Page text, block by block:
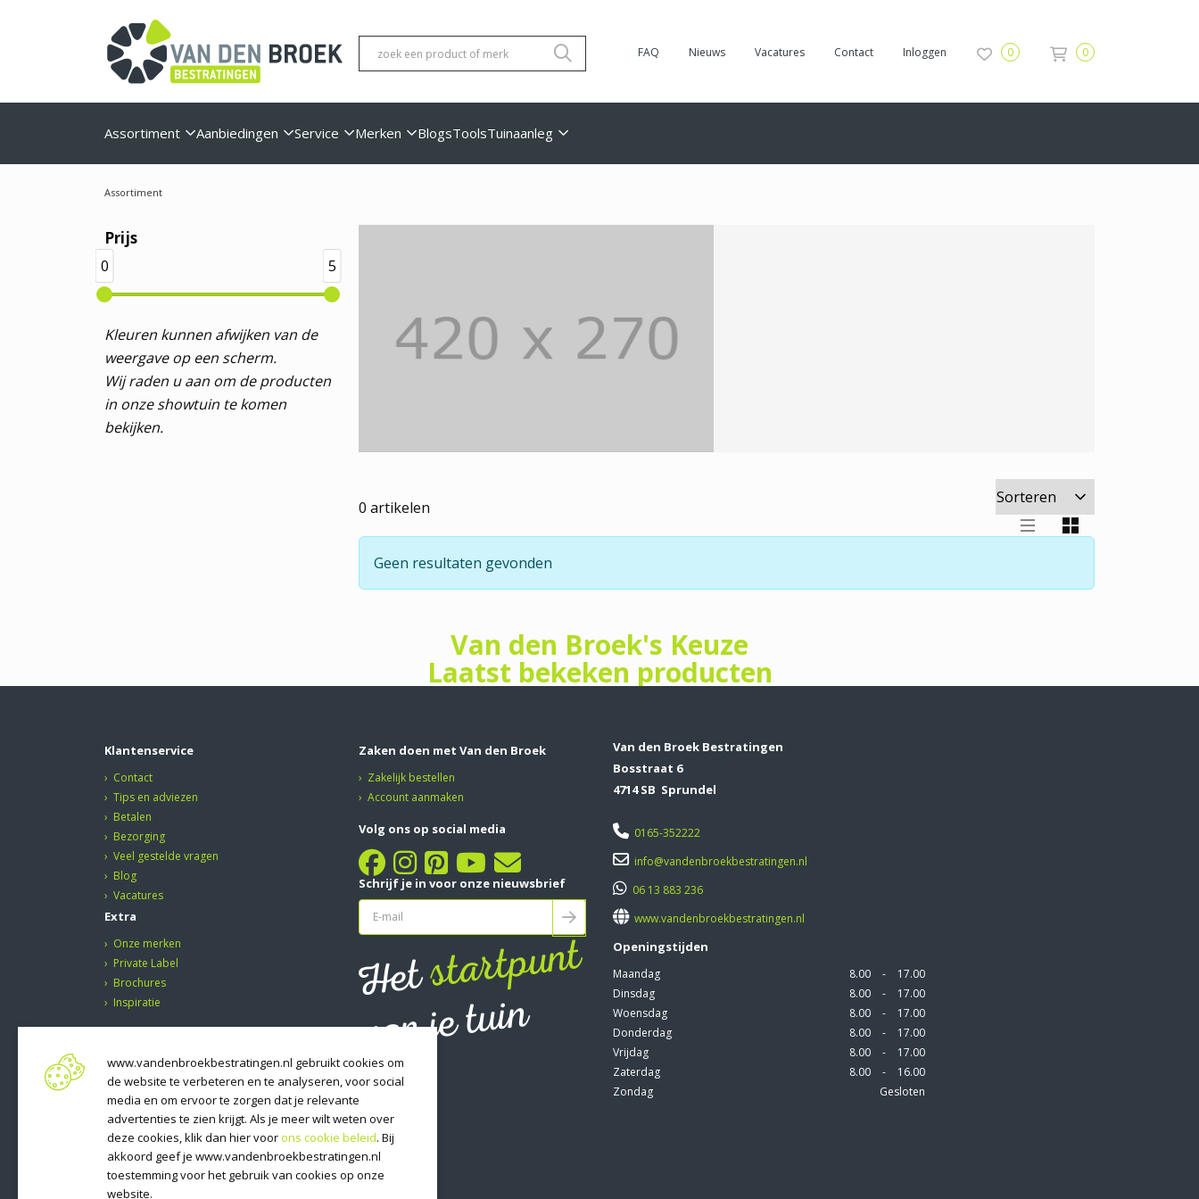
FAQ Nieuws Vacatures Contact Inloggen 0 0
Assortiment Aanbiedingen Service Merken BlogsToolsTuinaanleg
Assortiment
Prijs
0 5
Kleuren kunnen afwijken van de
weergave op een scherm.
Wij raden u aan om de producten
in onze showtuin te komen
bekijken.
0 artikelen
Geen resultaten gevonden
Van den Broek's Keuze
Laatst bekeken producten
Klantenservice
Contact
Tips en adviezen
Betalen
Bezorging
Veel gestelde vragen
Blog
Vacatures
Extra
Onze merken
Private Label
Brochures
Inspiratie
Zaken doen met Van den Broek
Zakelijk bestellen
Account aanmaken
Volg ons op social media
Schrijf je in voor onze nieuwsbrief
Hetstartpunt
van je tuin
Van den Broek Bestratingen
Bosstraat 6
4714 SB Sprundel
0165-352222
info@vandenbroekbestratingen.nl
06 13 883 236
www.vandenbroekbestratingen.nl
Openingstijden
Maandag 8.00 -
17.00
Dinsdag
8.00 -
17.00
Woensdag
8.00 -
17.00
Donderdag
8.00 -
17.00
Vrijdag
8.00 -
17.00
Zaterdag
8.00 -
16.00
Zondag
Gesloten
www.vandenbroekbestratingen.nl gebruikt cookies om
de website te verbeteren en te analyseren, voor social
media en om ervoor te zorgen dat je relevante
advertenties te zien krijgt. Als je meer wilt weten over
deze cookies, klik dan hier voorons cookie beleid. Bij
akkoord geef je www.vandenbroekbestratingen.nl
toestemming voor het gebruik van cookies op onze
website.